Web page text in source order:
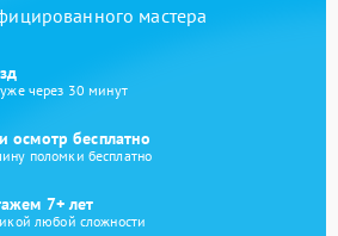
мастера
через 30 минут
осмотр бесплатно
поломки бесплатно
7+ лет
любой сложности